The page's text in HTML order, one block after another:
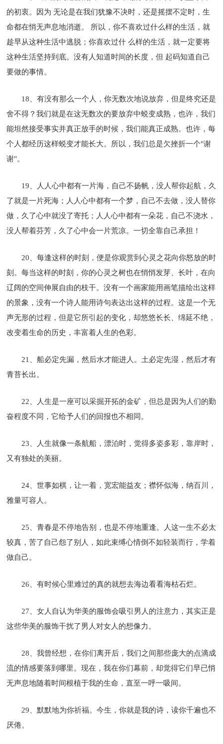
的初衷。因为 无论是在我们犹豫不决时，还是摇摆不定时，生
命都在悄无声息地消逝。 所以，你不喜欢过什么样的生活，就
趁早从这种生活中逃脱；你喜欢过什 么样的生活，就一定要将
这种生活坚持到底。没有人知道时间的长度，但 起码知道自己
要做的事情。
18、有没有那么一个人，你无数次地说放弃，但是终究还是
舍不得？我们就是在这无数次的要放弃中蜕变成熟，也许，我们
能坦然接受事实并真正放手的时候，我们能真正成熟。也许，每
个人都经历这样蜕变才能长大。所以，我们总是欠挫折一个"谢
谢"。
19、人人心中都有一片海，自己不扬帆，没人帮你起航，久
了就是一片死海；人人心中都有一个梦，自己不去做，没人替你
做，久了心中就没了寄托；人人心中都有一朵花，自己不浇水，
没人帮着芬芳，久了心中会一片荒凉。一切全靠自己承担！
20、每逢这样的时刻，便是你观赏到心灵之花向你怒放的时
刻。每当这样的时刻，你的心灵之树也在悄悄发芽、长叶，在向
辽阔的空间伸展自由的枝干。没有一个画家能用画笔描绘出这样
的景象，没有一个诗人能用诗句表达出这样的过程。这是一个无
声无形的过程，但是它所引起的变化，却悠悠长长、绵延不绝，
改变着生命的历史，丰富着人生的色彩。
21、船必定先漏，然后水才能进人。土必定先湿，然后才有
青苔长出。
22、人生是一座可以采掘开拓的金矿，但总是因为人们的勤
奋程度不同，它给予人们的回报也不相同。
23、人生就像一条航船，漂泊时，觉得多姿多彩，靠岸时，
又有独处的美丽。
24、世事如棋，让一着，宽宏能益友；襟怀似海，纳百川，
雅量可容人。
25、青春是不停地告别，也是不停地重逢。人这一生不必太
较真，苦了自己怨了别人，如此束缚心情倒不如轻装而行，学着
做自己。
26、有时候心里难过的真的就想去海边看看海枯石烂。
27、女人自认为华美的服饰会吸引男人的注意力，其实正是
这些华美的服饰干扰了男人对女人的想像力。
28、我曾经想，在你们离开后，我们之间那些庞大的点滴成
流的情感要落到哪里。现在，我在你们幕前，却觉得它们早已悄
无声息地随着时间根植于我的生命，直至一呼一吸间。
29、默默地为你祈福。今生，你就是我的诗，读你千遍也不
厌倦。